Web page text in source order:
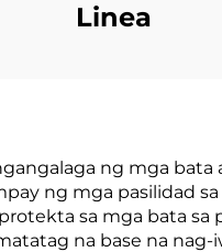
Linea
ng mga
ng mga pasilidad
sa mga bata
na base na